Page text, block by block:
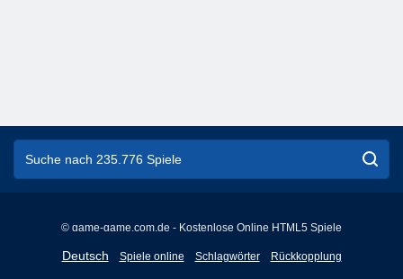
© game-game.com.de - Kostenlose Online HTML5 Spiele
Deutsch
English
Spiele online Schlagwörter Rückkopplung